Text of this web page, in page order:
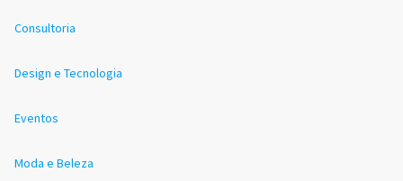
Consultoria
Design e Tecnologia
Eventos
Moda e Beleza